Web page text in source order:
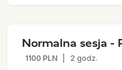
Normalna sesja -
1100 PLN
2 godz.